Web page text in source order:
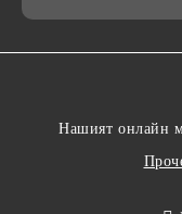
Нашият онлайн